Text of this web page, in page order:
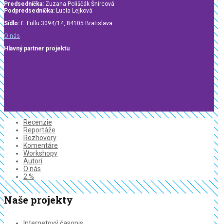
Predsedníčka: Zuzana Poliščák Šnircová
Podpredsedníčka: Lucia Lejková
Sídlo: Ľ. Fullu 3094/14, 84105 Bratislava
O nás
Hlavný partner projektu
Recenzie
Reportáže
Rozhovory
Komentáre
Workshopy
Autori
O nás
2 %
Naše projekty